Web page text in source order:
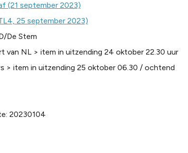
(21 september 2023)
25 september 2023)
De Stem
van NL > item in uitzending 24 oktober 22.30 uur
> item in uitzending 25 oktober 06.30 / ochtend
20230104